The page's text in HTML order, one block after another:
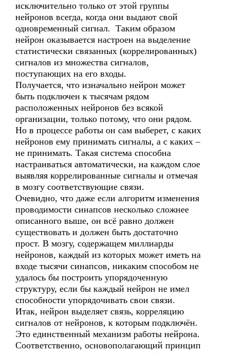
исключительно только от этой группы
нейронов всегда, когда они выдают свой
одновременный сигнал. Таким образом
нейрон оказывается настроен на выделение
статистически связанных (коррелированных)
сигналов из множества сигналов,
поступающих на его входы.
Получается, что изначально нейрон может
быть подключен к тысячам рядом
расположенных нейронов без всякой
организации, только потому, что они рядом.
Но в процессе работы он сам выберет, с каких
нейронов ему принимать сигналы, а с каких –
не принимать. Такая система способна
настраиваться автоматически, на каждом слое
выявляя коррелированные сигналы и отмечая
в мозгу соответствующие связи.
Очевидно, что даже если алгоритм изменения
проводимости синапсов несколько сложнее
описанного выше, он всё равно должен
существовать и должен быть достаточно
прост. В мозгу, содержащем миллиарды
нейронов, каждый из которых может иметь на
входе тысячи синапсов, никаким способом не
удалось бы построить упорядоченную
структуру, если бы каждый нейрон не имел
способности упорядочивать свои связи.
Итак, нейрон выделяет связь, корреляцию
сигналов от нейронов, к которым подключён.
Это единственный механизм работы нейрона.
Соответственно, основополагающий принцип